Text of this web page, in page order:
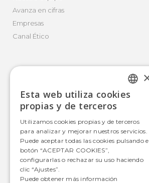
Avanza en cifras
Empresas
Canal Ético
Autobús
Tranvía
Metro
Estaciones
Contacto
SPANISH
Esta web utiliza cookies
propias y de terceros
Utilizamos cookies propias y de terceros
para analizar y mejorar nuestros servicios.
Puede aceptar todas las cookies pulsando
botón “ACEPTAR COOKIES”,
configurarlas o rechazar su uso haciendo
clic “Ajustes”.
Puede obtener más información